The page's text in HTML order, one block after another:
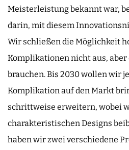
Meisterleistung bekannt war,
darin, mit diesem
Wir schließen die Möglichkeit
Komplikationen nicht aus, aber
brauchen. Bis 2030 wollen wir
Komplikation auf den Markt
schrittweise erweitern, wobei
charakteristischen Designs
haben wir zwei verschiedene